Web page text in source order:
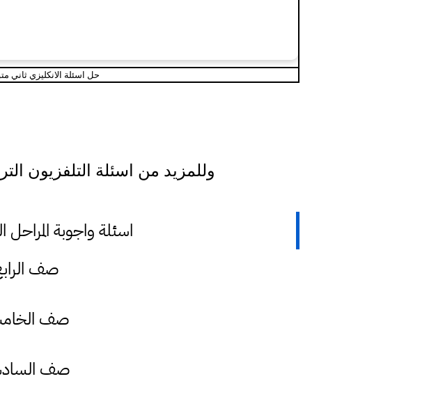
حل اسئلة الانكليزي ثاني
وللمزيد من اسئلة التلفزيون
اسئلة واجوبة المراحل
صف
صف
صف